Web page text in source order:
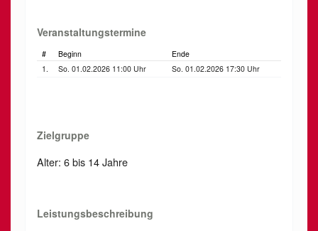
Veranstaltungstermine
# Beginn
Ende
1.
So. 01.02.2026 11:00 Uhr So. 01.02.2026 17:30 Uhr
Zielgruppe
Alter: 6 bis 14 Jahre
Leistungsbeschreibung